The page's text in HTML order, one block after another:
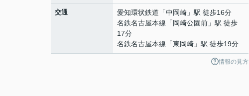
交通 愛知環状鉄道 「中岡崎 」駅 徒歩16分
名鉄名古屋本線 「 岡崎公園前 」駅 徒歩
17分
名鉄名古屋本線 「東岡崎 」駅 徒歩19分
情報の見方